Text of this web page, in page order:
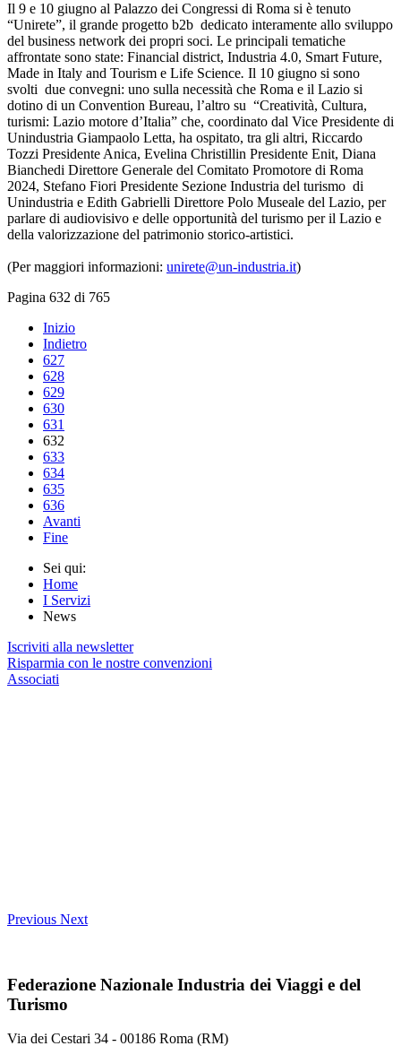
Il 9 e 10 giugno al Palazzo dei Congressi di Roma si è tenuto
“Unirete”, il grande progetto b2b dedicato interamente allo sviluppo
del business network dei propri soci. Le principali tematiche
affrontate sono state: Financial district, Industria 4.0, Smart Future,
Made in Italy and Tourism e Life Science. Il 10 giugno si sono
svolti due convegni: uno sulla necessità che Roma e il Lazio si
dotino di un Convention Bureau, l’altro su “Creatività, Cultura,
turismi: Lazio motore d’Italia” che, coordinato dal Vice Presidente di
Unindustria Giampaolo Letta, ha ospitato, tra gli altri, Riccardo
Tozzi Presidente Anica, Evelina Christillin Presidente Enit, Diana
Bianchedi Direttore Generale del Comitato Promotore di Roma
2024, Stefano Fiori Presidente Sezione Industria del turismo di
Unindustria e Edith Gabrielli Direttore Polo Museale del Lazio, per
parlare di audiovisivo e delle opportunità del turismo per il Lazio e
della valorizzazione del patrimonio storico-artistici.
(Per maggiori informazioni: unirete@un-industria.it)
Pagina 632 di 765
Inizio
Indietro
627
628
629
630
631
632
633
634
635
636
Avanti
Fine
Sei qui:
Home
I Servizi
News
Iscriviti alla newsletter
Risparmia con le nostre convenzioni
Associati
Previous Next
Federazione Nazionale Industria dei Viaggi e del
Turismo
Via dei Cestari 34 - 00186 Roma (RM)